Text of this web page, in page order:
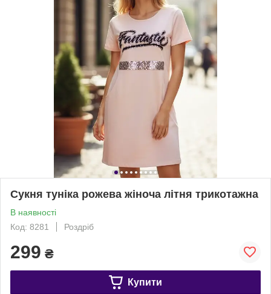
Сукня туніка рожева жіноча літня трикотажна
В наявності
Код: 8281
Роздріб
299 ₴
Купити